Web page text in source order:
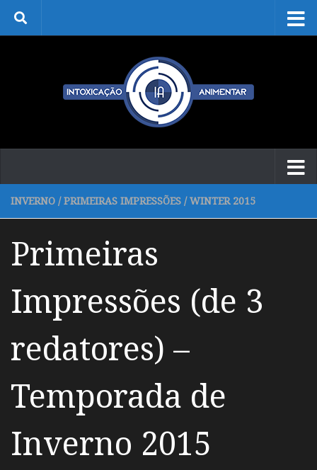
Skip to content
INVERNO / PRIMEIRAS IMPRESSÕES / WINTER 2015
Primeiras
Impressões (de 3
redatores) –
Temporada de
Inverno 2015